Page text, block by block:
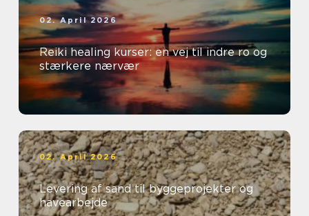
02. April 2026
Reiki healing kurser: en vej til indre ro og
stærkere nærvær
02. April 2026
Levering af sand til byggeprojekter og
havearbejde